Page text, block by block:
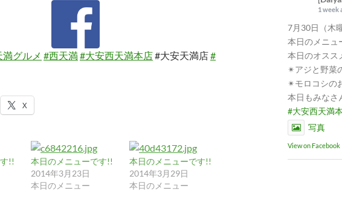
満グルメ #西天満#大安西天満本店#大安天満店#
X
!!
本日のメニューです!!
2014年3月23日
本日のメニュー
本日のメニューです!!
2014年3月29日
本日のメニュー
1 week
7月30日（木
本日のメニュ
本日のオスス
✴︎アジと野菜
✴︎モロコシの
本日もみなさ
#大安西天満
写真
View on Facebook